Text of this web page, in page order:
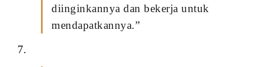
diinginkannya dan bekerja untuk
mendapatkannya.”
7.